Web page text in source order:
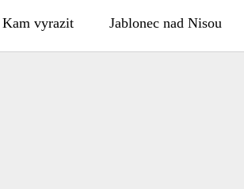
Kam vyrazit Jablonec nad Nisou